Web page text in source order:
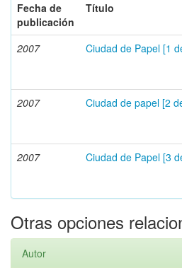
Fecha de
publicación
Título
2007 Ciudad de Papel [1
2007
Ciudad de papel [2
2007
Ciudad de Papel [3
Otras opciones
Autor